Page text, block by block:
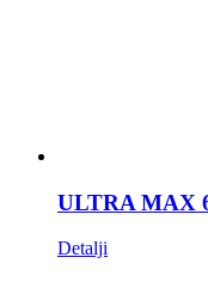
ULTRA MAX
Detalji